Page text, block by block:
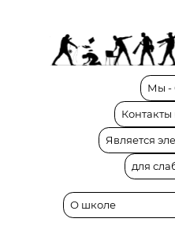
Мы -
Контакты
Является
для
О школе